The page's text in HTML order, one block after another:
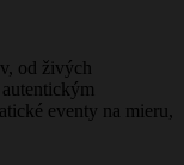
od živých
eventy na mieru,